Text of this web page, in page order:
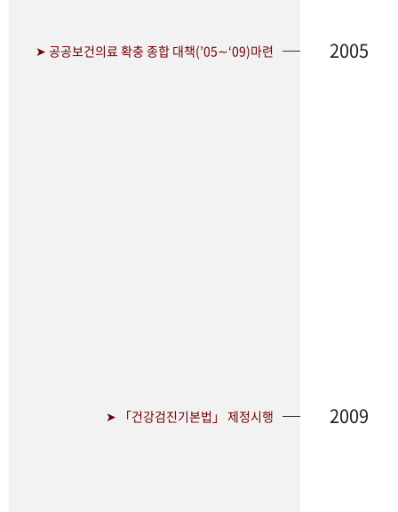
➤ 공공보건의료 확충 종합 대책(’05∼‘09)마련 2005
➤ 「건강검진기본법」 제정시행 2009